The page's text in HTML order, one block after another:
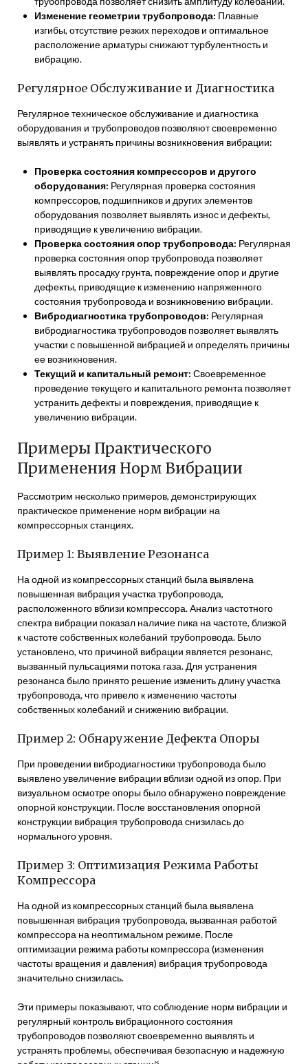
Изменение геометрии трубопровода: Плавные
изгибы, отсутствие резких переходов и оптимальное
расположение арматуры снижают турбулентность и
вибрацию.
Регулярное Обслуживание и Диагностика
Регулярное техническое обслуживание и диагностика
оборудования и трубопроводов позволяют своевременно
выявлять и устранять причины возникновения вибрации:
Проверка состояния компрессоров и другого
оборудования: Регулярная проверка состояния
компрессоров, подшипников и других элементов
оборудования позволяет выявлять износ и дефекты,
приводящие к увеличению вибрации.
Проверка состояния опор трубопровода: Регулярная
проверка состояния опор трубопровода позволяет
выявлять просадку грунта, повреждение опор и другие
дефекты, приводящие к изменению напряженного
состояния трубопровода и возникновению вибрации.
Вибродиагностика трубопроводов: Регулярная
вибродиагностика трубопроводов позволяет выявлять
участки с повышенной вибрацией и определять причины
ее возникновения.
Текущий и капитальный ремонт: Своевременное
проведение текущего и капитального ремонта позволяет
устранить дефекты и повреждения, приводящие к
увеличению вибрации.
Примеры Практического
Применения Норм Вибрации
Рассмотрим несколько примеров, демонстрирующих
практическое применение норм вибрации на
компрессорных станциях.
Пример 1: Выявление Резонанса
На одной из компрессорных станций была выявлена
повышенная вибрация участка трубопровода,
расположенного вблизи компрессора. Анализ частотного
спектра вибрации показал наличие пика на частоте, близкой
к частоте собственных колебаний трубопровода. Было
установлено, что причиной вибрации является резонанс,
вызванный пульсациями потока газа. Для устранения
резонанса было принято решение изменить длину участка
трубопровода, что привело к изменению частоты
собственных колебаний и снижению вибрации.
Пример 2: Обнаружение Дефекта Опоры
При проведении вибродиагностики трубопровода было
выявлено увеличение вибрации вблизи одной из опор. При
визуальном осмотре опоры было обнаружено повреждение
опорной конструкции. После восстановления опорной
конструкции вибрация трубопровода снизилась до
нормального уровня.
Пример 3: Оптимизация Режима Работы
Компрессора
На одной из компрессорных станций была выявлена
повышенная вибрация трубопровода, вызванная работой
компрессора на неоптимальном режиме. После
оптимизации режима работы компрессора (изменения
частоты вращения и давления) вибрация трубопровода
значительно снизилась.
Эти примеры показывают, что соблюдение норм вибрации и
регулярный контроль вибрационного состояния
трубопроводов позволяют своевременно выявлять и
устранять проблемы, обеспечивая безопасную и надежную